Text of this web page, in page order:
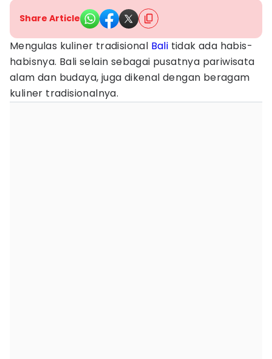
Share Article
Mengulas kuliner tradisional Bali tidak ada habis-
habisnya. Bali selain sebagai pusatnya pariwisata
alam dan budaya, juga dikenal dengan beragam
kuliner tradisionalnya.